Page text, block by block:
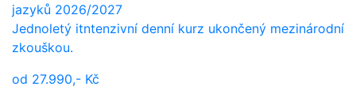
jazyků 2026/2027
Jednoletý itntenzivní denní kurz ukončený mezinárodní
zkouškou.
od 27.990,- Kč